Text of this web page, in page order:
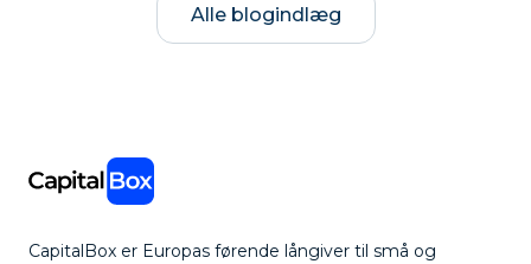
Alle blogindlæg
CapitalBox er Europas førende långiver til små og